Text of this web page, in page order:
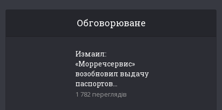
Обговорюване
Измаил:
«Морречсервис»
возобновил выдачу
паспортов...
1 782 переглядів